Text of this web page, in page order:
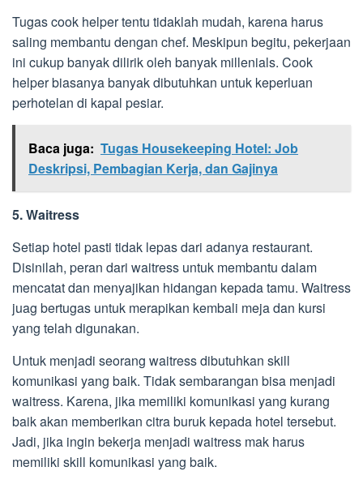
Tugas cook helper tentu tidaklah mudah, karena harus
saling membantu dengan chef. Meskipun begitu, pekerjaan
ini cukup banyak dilirik oleh banyak millenials. Cook
helper biasanya banyak dibutuhkan untuk keperluan
perhotelan di kapal pesiar.
Baca juga: Tugas Housekeeping Hotel: Job
Deskripsi, Pembagian Kerja, dan Gajinya
5. Waitress
Setiap hotel pasti tidak lepas dari adanya restaurant.
Disinilah, peran dari waitress untuk membantu dalam
mencatat dan menyajikan hidangan kepada tamu. Waitress
juag bertugas untuk merapikan kembali meja dan kursi
yang telah digunakan.
Untuk menjadi seorang waitress dibutuhkan skill
komunikasi yang baik. Tidak sembarangan bisa menjadi
waitress. Karena, jika memiliki komunikasi yang kurang
baik akan memberikan citra buruk kepada hotel tersebut.
Jadi, jika ingin bekerja menjadi waitress mak harus
memiliki skill komunikasi yang baik.